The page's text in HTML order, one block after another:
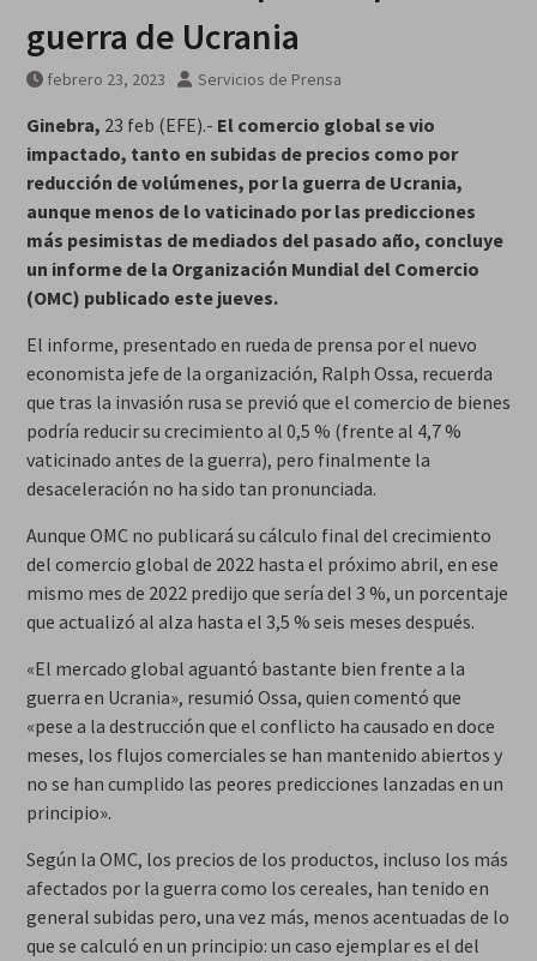
guerra de Ucrania
febrero 23, 2023 Servicios de Prensa
Ginebra, 23 feb (EFE).- El comercio global se vio
impactado, tanto en subidas de precios como por
reducción de volúmenes, por la guerra de Ucrania,
aunque menos de lo vaticinado por las predicciones
más pesimistas de mediados del pasado año, concluye
un informe de la Organización Mundial del Comercio
(OMC) publicado este jueves.
El informe, presentado en rueda de prensa por el nuevo
economista jefe de la organización, Ralph Ossa, recuerda
que tras la invasión rusa se previó que el comercio de bienes
podría reducir su crecimiento al 0,5 % (frente al 4,7 %
vaticinado antes de la guerra), pero finalmente la
desaceleración no ha sido tan pronunciada.
Aunque OMC no publicará su cálculo final del crecimiento
del comercio global de 2022 hasta el próximo abril, en ese
mismo mes de 2022 predijo que sería del 3 %, un porcentaje
que actualizó al alza hasta el 3,5 % seis meses después.
«El mercado global aguantó bastante bien frente a la
guerra en Ucrania», resumió Ossa, quien comentó que
«pese a la destrucción que el conflicto ha causado en doce
meses, los flujos comerciales se han mantenido abiertos y
no se han cumplido las peores predicciones lanzadas en un
principio».
Según la OMC, los precios de los productos, incluso los más
afectados por la guerra como los cereales, han tenido en
general subidas pero, una vez más, menos acentuadas de lo
que se calculó en un principio: un caso ejemplar es el del